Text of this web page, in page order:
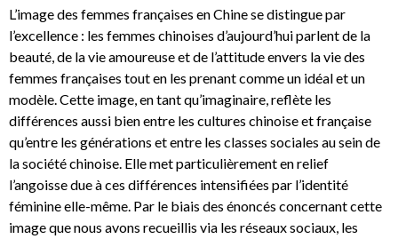
L’image des femmes françaises en Chine se distingue par
l’excellence : les femmes chinoises d’aujourd’hui parlent de la
beauté, de la vie amoureuse et de l’attitude envers la vie des
femmes françaises tout en les prenant comme un idéal et un
modèle. Cette image, en tant qu’imaginaire, reflète les
différences aussi bien entre les cultures chinoise et française
qu’entre les générations et entre les classes sociales au sein de
la société chinoise. Elle met particulièrement en relief
l’angoisse due à ces différences intensifiées par l’identité
féminine elle-même. Par le biais des énoncés concernant cette
image que nous avons recueillis via les réseaux sociaux, les